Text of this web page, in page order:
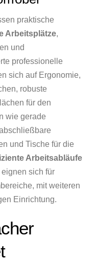
praktische
Arbeitsplätze,
und
professionelle
sich auf Ergonomie,
robuste
für den
wie gerade
und Tische für die
Arbeitsabläufe
eignen sich für
mit weiteren
Einrichtung.